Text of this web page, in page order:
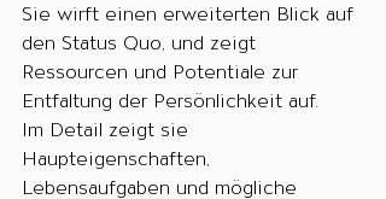
Sie wirft einen erweiterten Blick auf
den Status Quo, und zeigt
Ressourcen und Potentiale zur
Entfaltung der Persönlichkeit auf.
Im Detail zeigt sie
Haupteigenschaften,
Lebensaufgaben und mögliche